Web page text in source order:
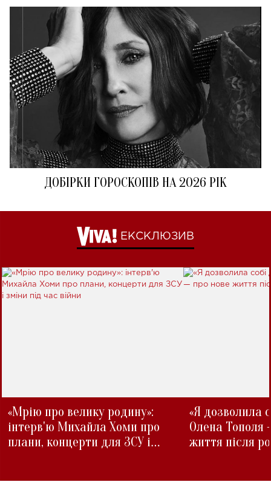
ДОБІРКИ ГОРОСКОПІВ НА 2026 РІК
ЕКСКЛЮЗИВ
«Мрію про велику родину»:
інтерв'ю Михайла Хоми про
плани, концерти для ЗСУ і
«Я дозволила
Олена Тополя
життя після